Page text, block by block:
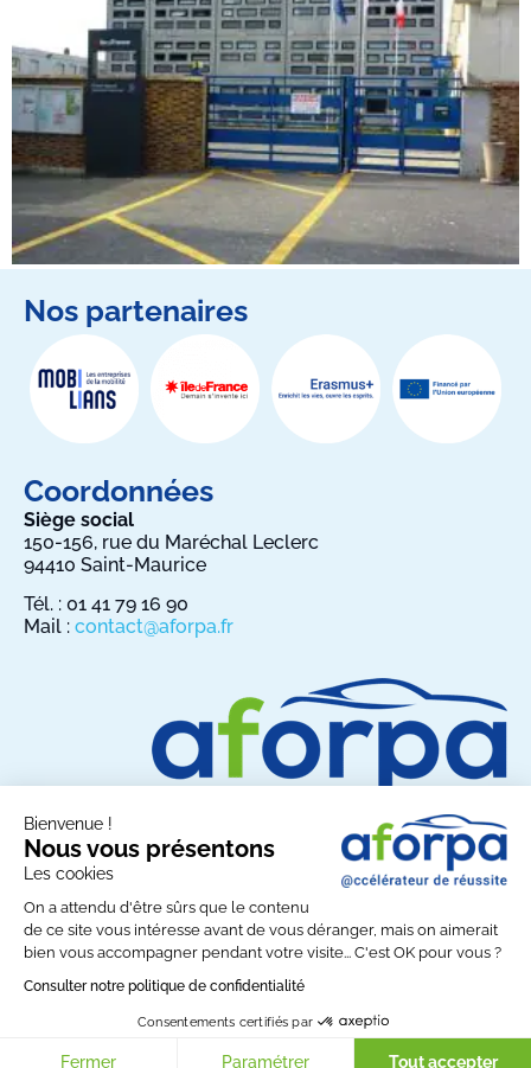
Bienvenue !
Nous vous présentons
Les cookies
On a attendu d'être sûrs que le contenu
de ce site vous intéresse avant de vous déranger, mais on aimerait
bien vous accompagner pendant votre visite... C'est OK pour vous ?
Consulter notre politique de confidentialité
Consentements certifiés par
Fermer Paramétrer Tout accepter
Nos partenaires
Coordonnées
Siège social
150-156, rue du Maréchal Leclerc
94410 Saint-Maurice
Tél. : 01 41 79 16 90
Mail : contact@aforpa.fr
Partagez AFORPA sur les réseaux sociaux :
© Copyright AFORPA 2026 - Tous droits réservés
Mentions légales
Politique de confidentialité